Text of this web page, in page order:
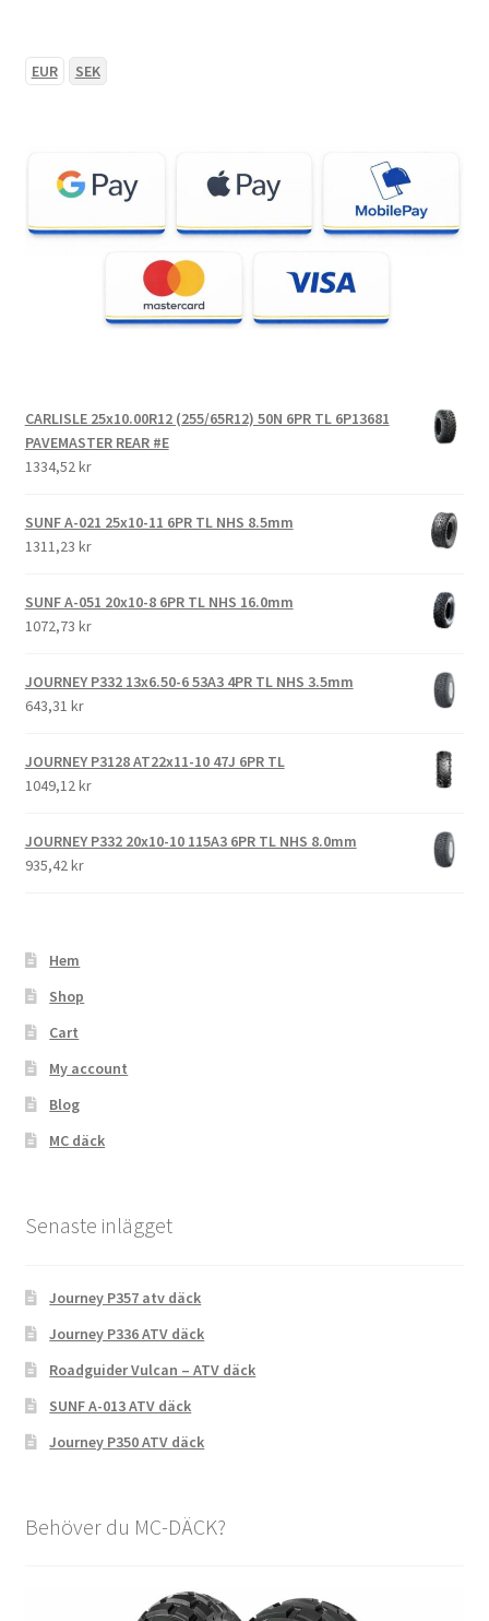
EUR SEK
CARLISLE 25x10.00R12 (255/65R12) 50N 6PR TL 6P13681
PAVEMASTER REAR #E
1334,52 kr
SUNF A-021 25x10-11 6PR TL NHS 8.5mm
1311,23 kr
SUNF A-051 20x10-8 6PR TL NHS 16.0mm
1072,73 kr
JOURNEY P332 13x6.50-6 53A3 4PR TL NHS 3.5mm
643,31 kr
JOURNEY P3128 AT22x11-10 47J 6PR TL
1049,12 kr
JOURNEY P332 20x10-10 115A3 6PR TL NHS 8.0mm
935,42 kr
Hem
Shop
Cart
My account
Blog
MC däck
Senaste inlägget
Journey P357 atv däck
Journey P336 ATV däck
Roadguider Vulcan – ATV däck
SUNF A-013 ATV däck
Journey P350 ATV däck
Behöver du MC-DÄCK?